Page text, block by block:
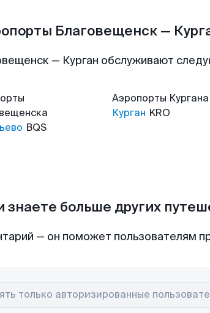
Благовещенск —
— Курган обслуживают
BQS
Аэропорты Кургана
Курган KRO
знаете больше других
— он поможет пользователям